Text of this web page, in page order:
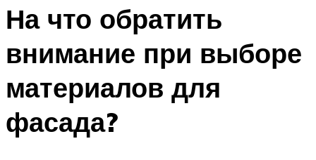
На что обратить
внимание при выборе
материалов для
фасада?